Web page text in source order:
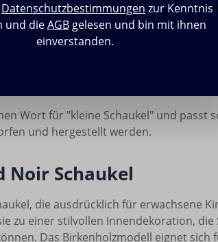
hat es sich zur Aufgabe
das vorallem mit Ihrem
Produkten möchten sie
Wort für "kleine Schaukel" und
und hergestellt werden.
Noir Schaukel
die ausdrücklich für erwachsene
zu einer stilvollen Innendekoration,
Das Birkenholzmodell eignet
Datenschutzbestimmungen zur Kenntnis
und dieAGB gelesen und bin mit ihnen
einverstanden.